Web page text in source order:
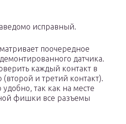
исправный.
поочередное
датчика.
каждый контакт в
и третий контакт).
удобно, так как на месте
фишки все разъемы